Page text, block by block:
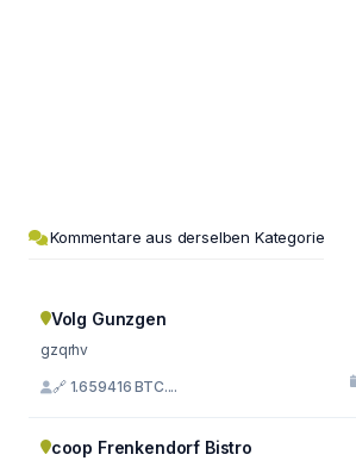
Kommentare aus derselben Kategorie
Volg Gunzgen
gzqrhv
🔗 1.659416 BTC....
coop Frenkendorf Bistro